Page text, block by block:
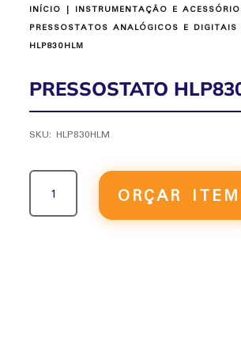
INÍCIO | INSTRUMENTAÇÃO E
PRESSOSTATOS ANALÓGICOS E DIGITAIS
HLP830HLM
PRESSOSTATO
SKU:HLP830HLM
PRESSOSTATO
HLP830HLM
QUANTIDADE
ORÇAR ITEM